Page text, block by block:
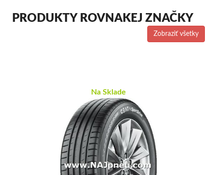
PRODUKTY ROVNAKEJ ZNAČKY
Zobraziť všetky
Na Sklade